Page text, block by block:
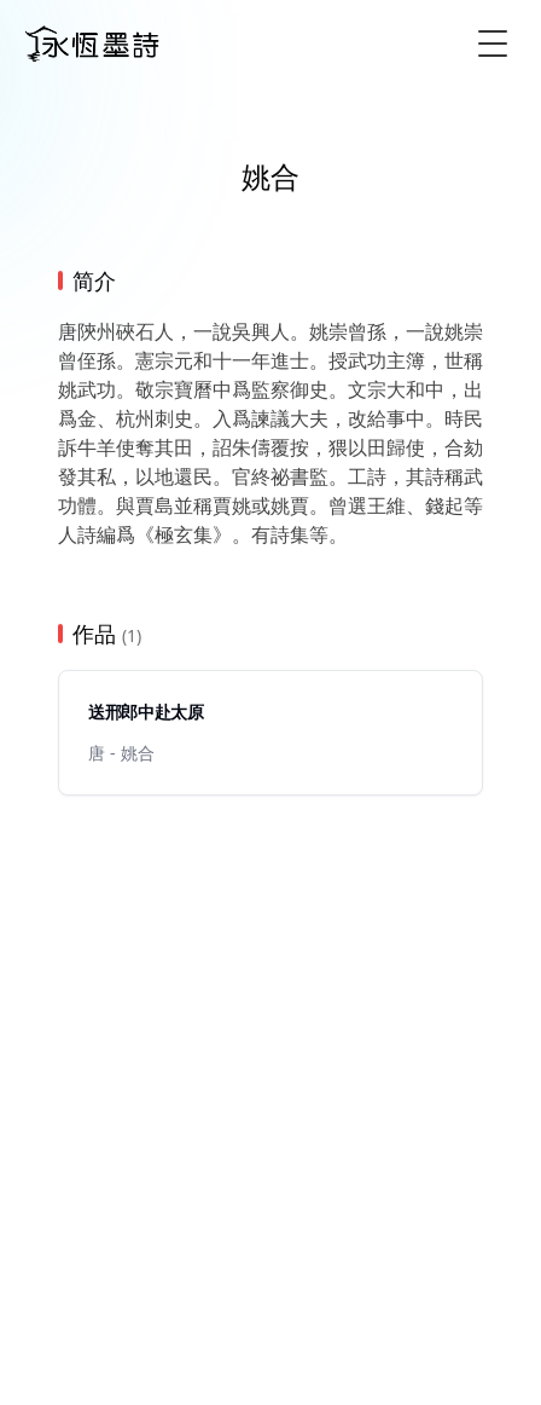
姚合
简介
唐陝州硤石人，一說吳興人。姚崇曾孫，一說姚崇
曾侄孫。憲宗元和十一年進士。授武功主簿，世稱
姚武功。敬宗寶曆中爲監察御史。文宗大和中，出
爲金、杭州刺史。入爲諫議大夫，改給事中。時民
訴牛羊使奪其田，詔朱儔覆按，猥以田歸使，合劾
發其私，以地還民。官終祕書監。工詩，其詩稱武
功體。與賈島並稱賈姚或姚賈。曾選王維、錢起等
人詩編爲《極玄集》。有詩集等。
作品 (1)
送邢郎中赴太原
唐 - 姚合